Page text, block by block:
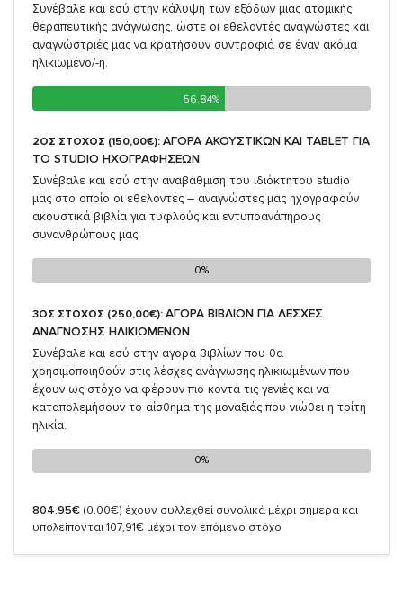
Συνέβαλε και εσύ στην κάλυψη των εξόδων μιας ατομικής
θεραπευτικής ανάγνωσης, ώστε οι εθελοντές αναγνώστες και
αναγνώστριές μας να κρατήσουν συντροφιά σε έναν ακόμα
ηλικιωμένο/-η.
56.84%
56.84%
2ΟΣ ΣΤΟΧΟΣ (150,00€): ΑΓΟΡΑ ΑΚΟΥΣΤΙΚΩΝ ΚΑΙ TABLET ΓΙΑ
TO STUDIO ΗΧΟΓΡΑΦΗΣΕΩΝ
Συνέβαλε και εσύ στην αναβάθμιση του ιδιόκτητου studio
μας στο οποίο οι εθελοντές – αναγνώστες μας ηχογραφούν
ακουστικά βιβλία για τυφλούς και εντυποανάπηρους
συνανθρώπους μας.
0%
0%
3ΟΣ ΣΤΟΧΟΣ (250,00€): ΑΓΟΡΑ ΒΙΒΛΙΩΝ ΓΙΑ ΛΕΣΧΕΣ
ΑΝΑΓΝΩΣΗΣ ΗΛΙΚΙΩΜΕΝΩΝ
Συνέβαλε και εσύ στην αγορά βιβλίων που θα
χρησιμοποιηθούν στις λέσχες ανάγνωσης ηλικιωμένων που
έχουν ως στόχο να φέρουν πιο κοντά τις γενιές και να
καταπολεμήσουν το αίσθημα της μοναξιάς που νιώθει η τρίτη
ηλικία.
0%
0%
804,95€ (0,00€) έχουν συλλεχθεί συνολικά μέχρι σήμερα και
υπολείπονται 107,91€ μέχρι τον επόμενο στόχο